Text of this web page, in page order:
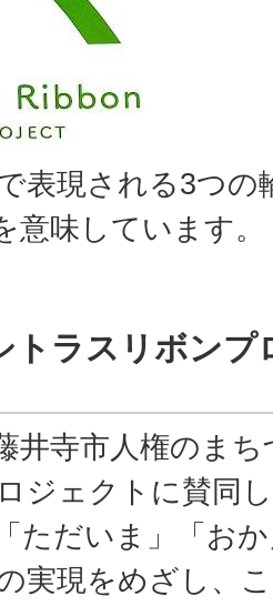
表現される3つの
意味しています。
トラスリボンプ
井寺市人権のま
ジェクトに賛同
ただいま」「お
実現をめざし、